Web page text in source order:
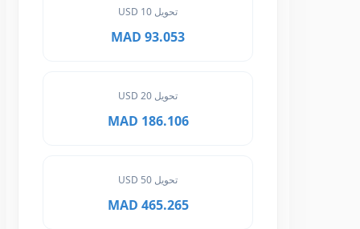
93.053 MAD
186.106 MAD
465.265 MAD